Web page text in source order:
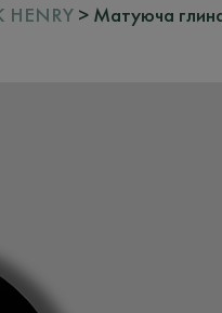
HENRY > Матуюча